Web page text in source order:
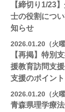
【締切り1/23
士の役割につ
知らせ
2026.01.20（火曜
【再掲】特別
援教育訪問支
支援のポイン
2026.01.20（火曜
青森県理学療